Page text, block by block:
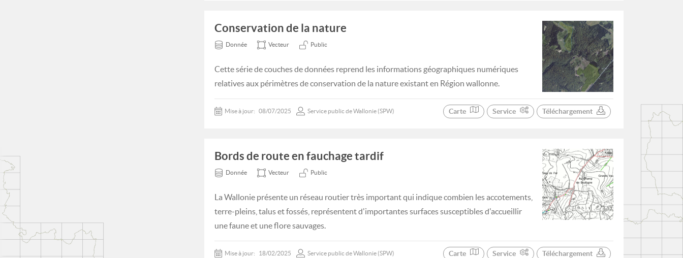
Conservation de la nature
Donnée Vecteur Public
Cette série de couches de données reprend les informations géographiques numériques
relatives aux périmètres de conservation de la nature existant en Région wallonne.
Mise à jour: 08/07/2025 Service public de Wallonie (SPW) Carte Service Téléchargement
Bords de route en fauchage tardif
Donnée Vecteur Public
La Wallonie présente un réseau routier très important qui indique combien les accotements,
terre-pleins, talus et fossés, représentent d'importantes surfaces susceptibles d'accueillir
une faune et une flore sauvages.
Mise à jour: 18/02/2025 Service public de Wallonie (SPW) Carte Service Téléchargement